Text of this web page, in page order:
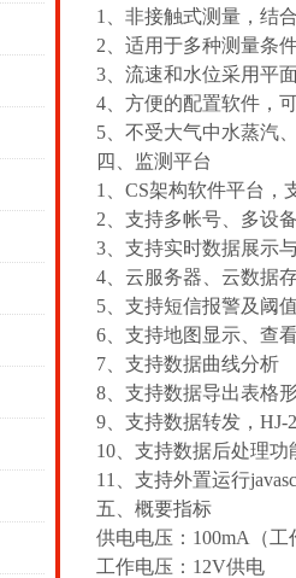
1、非接触式测量，结
2、适用于多种测量条
3、流速和水位采用平
4、方便的配置软件，
5、不受大气中水蒸汽
四、监测平台
1、CS架构软件平台，
2、支持多帐号、多设
3、支持实时数据展示
4、云服务器、云数据
5、支持短信报警及阈
6、支持地图显示、查
7、支持数据曲线分析
8、支持数据导出表格
9、支持数据转发，HJ-
10、支持数据后处理功
11、支持外置运行
五、概要指标
供电电压：100mA（
工作电压：12V供电